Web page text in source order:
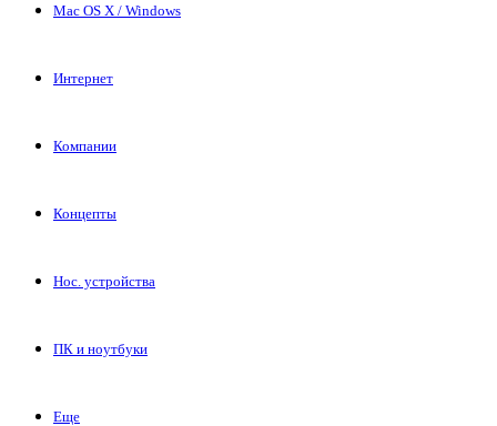
Mac OS X / Windows
Интернет
Компании
Концепты
Нос. устройства
ПК и ноутбуки
Еще